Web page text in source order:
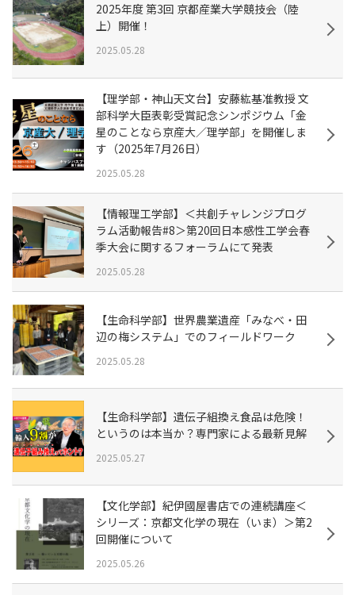
2025年度 第3回 京都産業大学競技会（陸
上）開催！
2025.05.28
【理学部・神山天文台】安藤紘基准教授 文
部科学大臣表彰受賞記念シンポジウム「金
星のことなら京産大／理学部」を開催しま
す（2025年7月26日）
2025.05.28
【情報理工学部】＜共創チャレンジプログ
ラム活動報告#8＞第20回日本感性工学会春
季大会に関するフォーラムにて発表
2025.05.28
【生命科学部】世界農業遺産「みなべ・田
辺の梅システム」でのフィールドワーク
2025.05.28
【生命科学部】遺伝子組換え食品は危険！
というのは本当か？専門家による最新見解
2025.05.27
【文化学部】紀伊國屋書店での連続講座＜
シリーズ：京都文化学の現在（いま）＞第2
回開催について
2025.05.26